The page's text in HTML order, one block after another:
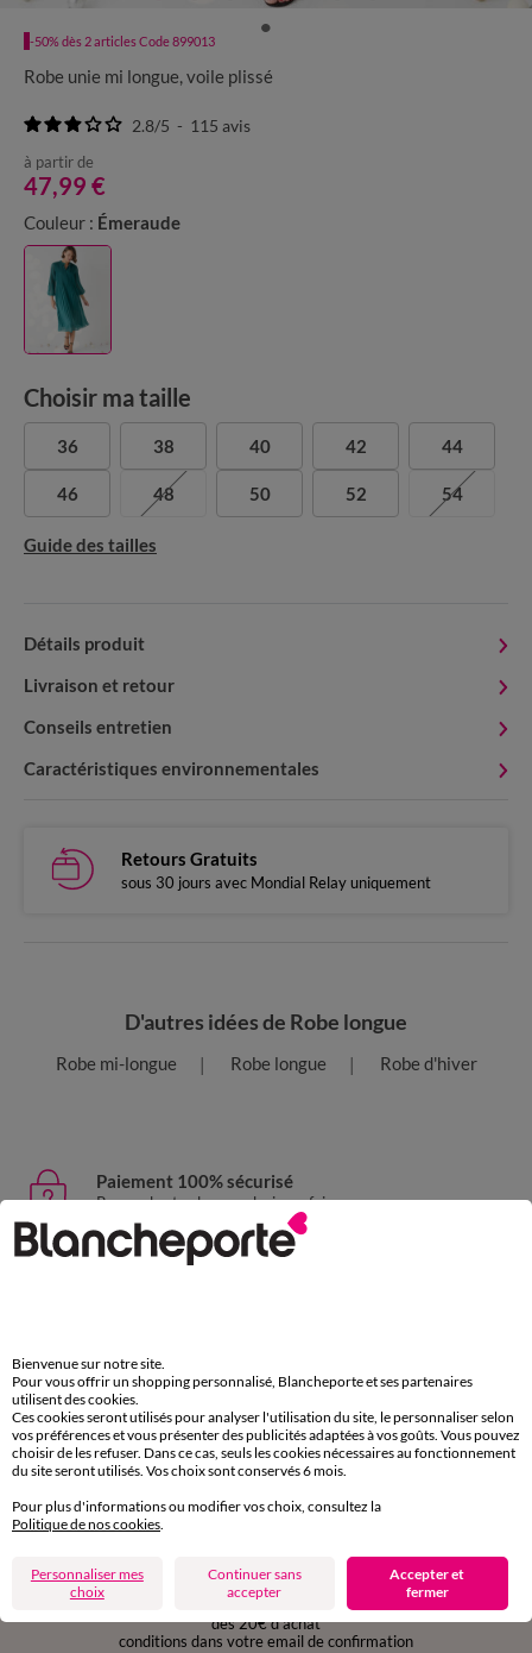
-50% dès 2 articles Code 899013
Robe unie mi longue, voile plissé
2.8/5 - 115 avis
à partir de
47,99 €
Couleur : Émeraude
Choisir ma taille
36 38 40 42 44
46 48 50 52 54
Guide des tailles
Détails produit
Livraison et retour
Conseils entretien
Caractéristiques environnementales
Retours Gratuits
sous 30 jours avec Mondial Relay uniquement
D'autres idées de Robe longue
Robe mi-longue Robe longue Robe d'hiver
Paiement 100% sécurisé
Payez plus tard ou en plusieurs fois
Livraison express
sous 30 jours avec Mondial Relay uniquement
Service clients
par chat et par téléphone
de 8h00 à 20h00 du lundi au samedi
en vous inscrivant à la newsletter
dès 20€ d’achat
conditions dans votre email de confirmation
Bienvenue sur notre site.
Pour vous offrir un shopping personnalisé, Blancheporte et ses partenaires
utilisent des cookies.
Ces cookies seront utilisés pour analyser l'utilisation du site, le personnaliser selon
vos préférences et vous présenter des publicités adaptées à vos goûts. Vous pouvez
choisir de les refuser. Dans ce cas, seuls les cookies nécessaires au fonctionnement
du site seront utilisés. Vos choix sont conservés 6 mois.
Pour plus d'informations ou modifier vos choix, consultez la
Politique de nos cookies
Personnaliser mes
choix
Continuer sans
accepter
Accepter et
fermer